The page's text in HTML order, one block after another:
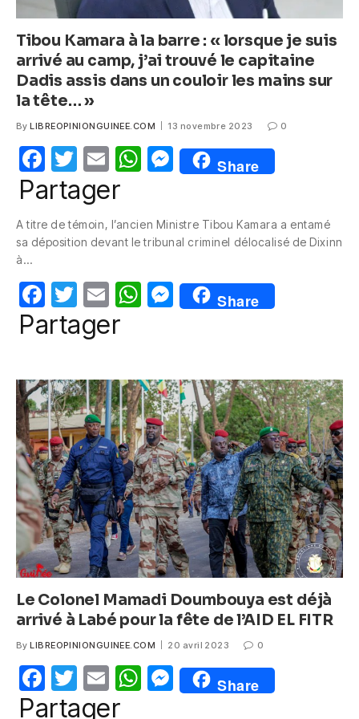
Tibou Kamara à la barre : « lorsque je suis
arrivé au camp, j’ai trouvé le capitaine
Dadis assis dans un couloir les mains sur
la tête… »
By LIBREOPINIONGUINEE.COM 13 novembre 2023 0
F
a
e
o
o
k
T
w
itt
er
E
m
W
s
p
p
M
e
e
g
er
Share
Partager
A titre de témoin, l’ancien Ministre Tibou Kamara a entamé
sa déposition devant le tribunal criminel délocalisé de Dixinn
à…
F
a
b
o
o
k
T
w
itt
E
m
W
A
p
p
M
e
n
g
er
Share
Partager
Le Colonel Mamadi Doumbouya est déjà
arrivé à Labé pour la fête de l’AID EL FITR
By LIBREOPINIONGUINEE.COM 20 avril 2023 0
F
a
T
w
E
m
W M
e
Share
Partager